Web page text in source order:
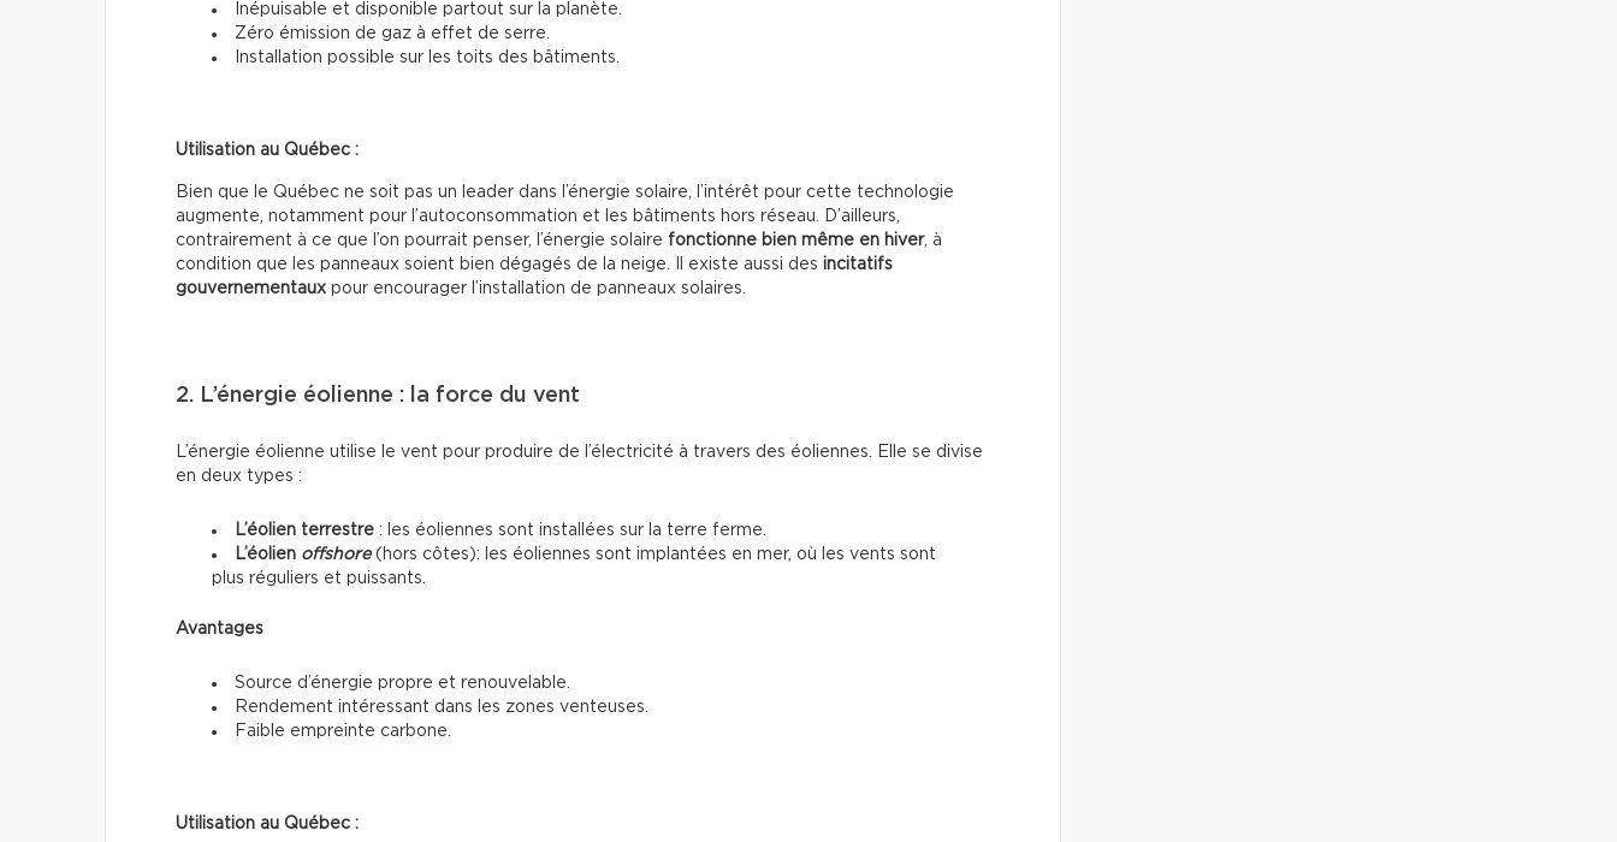
Inépuisable et disponible partout sur la planète.
Zéro émission de gaz à effet de serre.
Installation possible sur les toits des bâtiments.
Utilisation au Québec :
Bien que le Québec ne soit pas un leader dans l’énergie solaire, l’intérêt pour cette technologie
augmente, notamment pour l’autoconsommation et les bâtiments hors réseau. D’ailleurs,
contrairement à ce que l’on pourrait penser, l’énergie solaire fonctionne bien même en hiver, à
condition que les panneaux soient bien dégagés de la neige. Il existe aussi des incitatifs
gouvernementaux pour encourager l’installation de panneaux solaires.
2. L’énergie éolienne : la force du vent
L’énergie éolienne utilise le vent pour produire de l’électricité à travers des éoliennes. Elle se divise
en deux types :
L’éolien terrestre : les éoliennes sont installées sur la terre ferme.
L’éolien offshore(hors côtes): les éoliennes sont implantées en mer, où les vents sont
plus réguliers et puissants.
Avantages
Source d’énergie propre et renouvelable.
Rendement intéressant dans les zones venteuses.
Faible empreinte carbone.
Utilisation au Québec :